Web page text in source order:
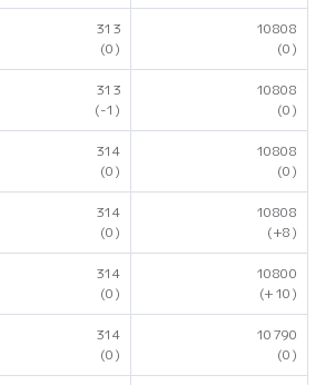
313
(0)
10808
(0)
313
(-1)
10808
(0)
314
(0)
10808
(0)
314
(0)
10808
(+8)
314
(0)
10800
(+10)
314
(0)
10790
(0)